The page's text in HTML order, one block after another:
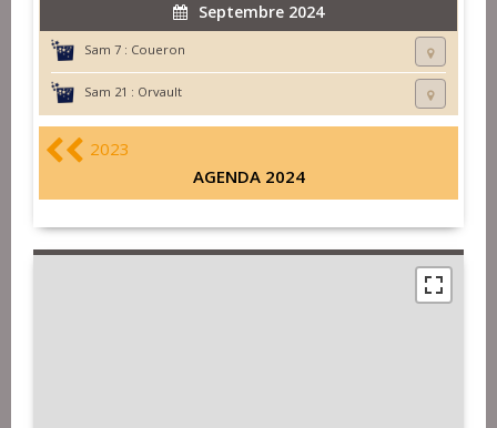
Septembre 2024
Sam 7 : Coueron
Sam 21 : Orvault
2023
AGENDA 2024